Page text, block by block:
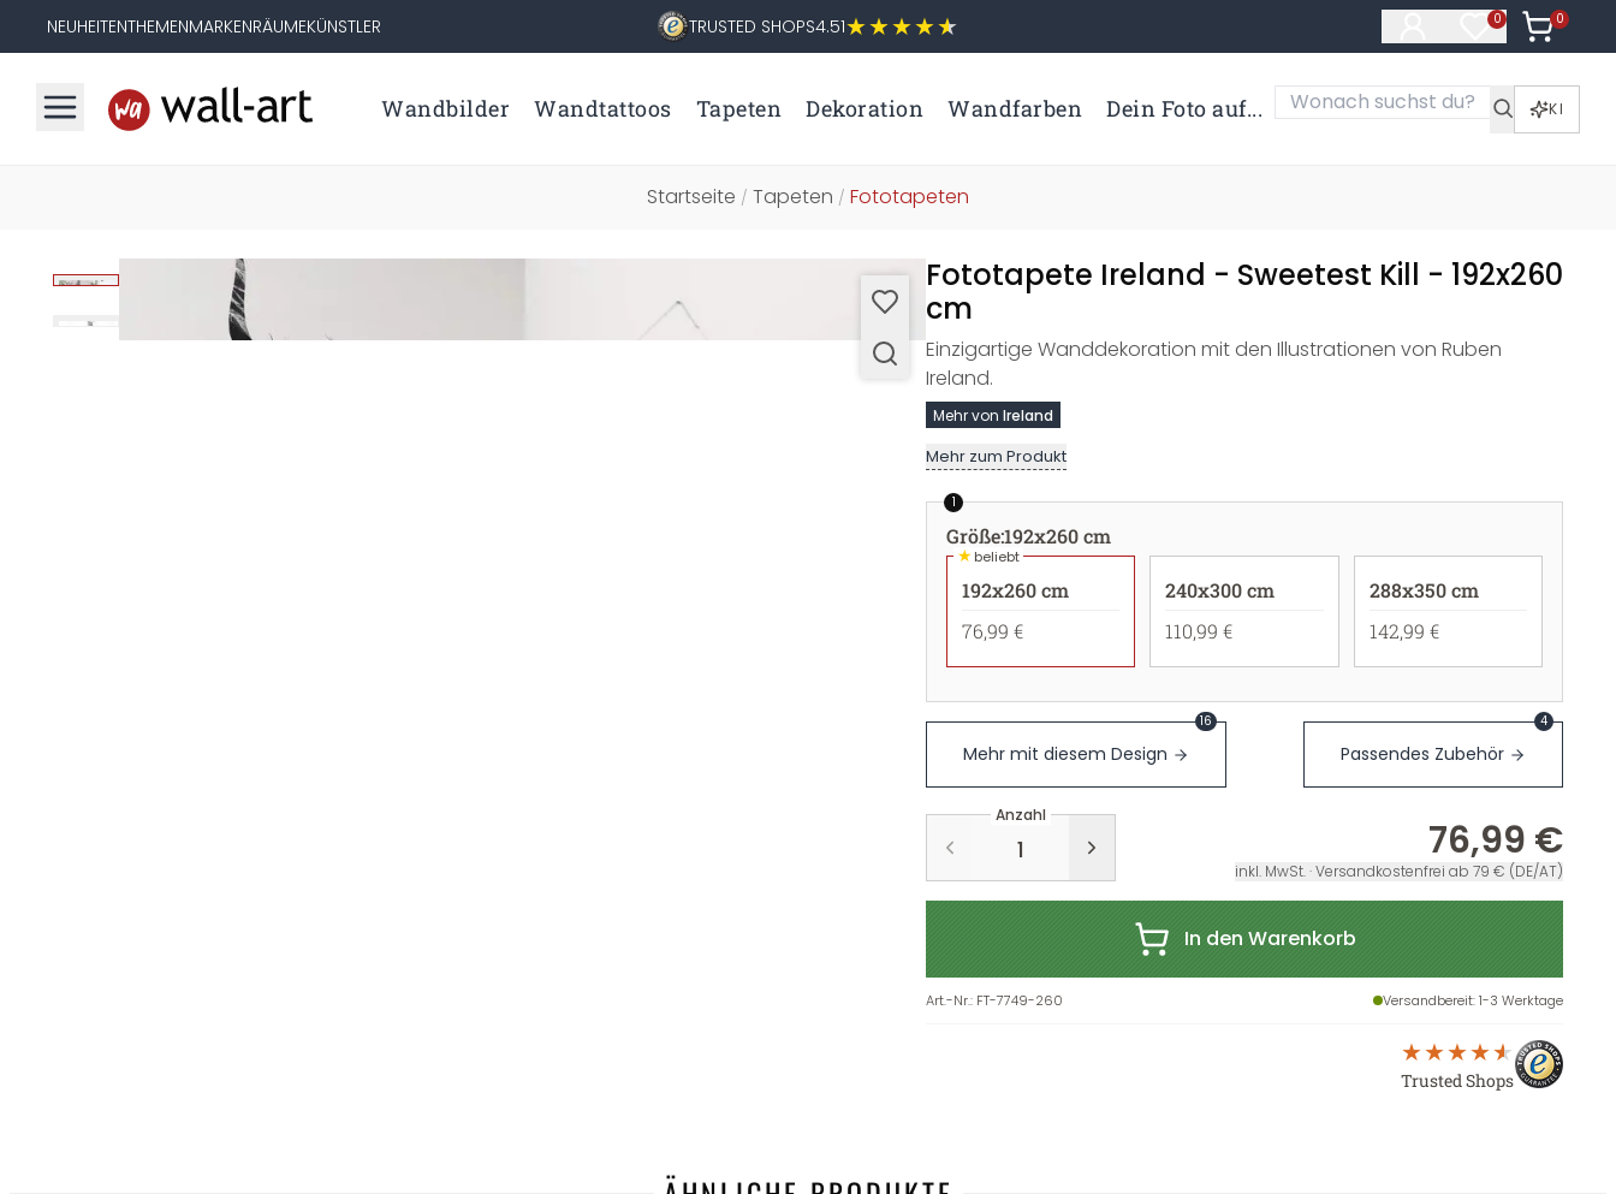
NEUHEITENTHEMENMARKENRÄUMEKÜNSTLER TRUSTED SHOPS4.51 0
Artikel im
0
Artikel
Wandbilder Wandtattoos Tapeten Dekoration Wandfarben Dein Foto auf... KI
Startseite / Tapeten / Fototapeten
Fototapete Ireland - Sweetest Kill - 192x260
cm
Einzigartige Wanddekoration mit den Illustrationen von Ruben
Ireland.
Mehr von Ireland
Mehr zum Produkt
1
Größe:192x260 cm
★beliebt
192x260 cm
76,99 €
240x300 cm
110,99 €
288x350 cm
142,99 €
Mehr mit diesem Design
16
Passendes Zubehör
4
Anzahl
76,99 €
inkl. MwSt. · Versandkostenfrei ab 79 € (DE/AT)
In den Warenkorb
Art.-Nr.: FT-7749-260 Versandbereit: 1-3 Werktage
Trusted Shops